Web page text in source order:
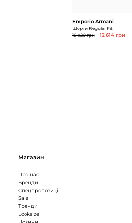
Emporio Armani
Шорти Regular Fit
18 020 грн
12 614 грн
Магазин
Про нас
Бренди
Спецпропозиції
Sale
Тренди
Looksize
Новини